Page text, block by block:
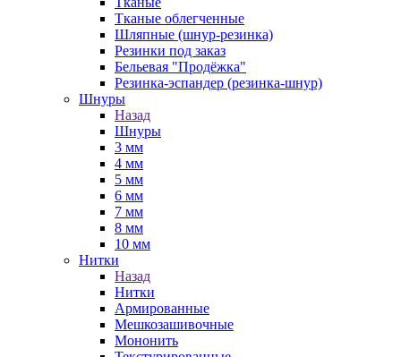
Тканые облегченные
Шляпные (шнур-резинка)
Резинки под заказ
Бельевая "Продёжка"
Резинка-эспандер (резинка-шнур)
Шнуры
Назад
Шнуры
3 мм
4 мм
5 мм
6 мм
7 мм
8 мм
10 мм
Нитки
Назад
Нитки
Армированные
Мешкозашивочные
Мононить